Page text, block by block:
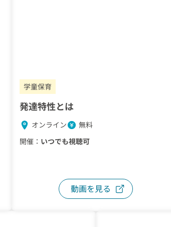
学童保育
発達特性とは
オンライン
無料
開催： いつでも視聴可
動画を見る